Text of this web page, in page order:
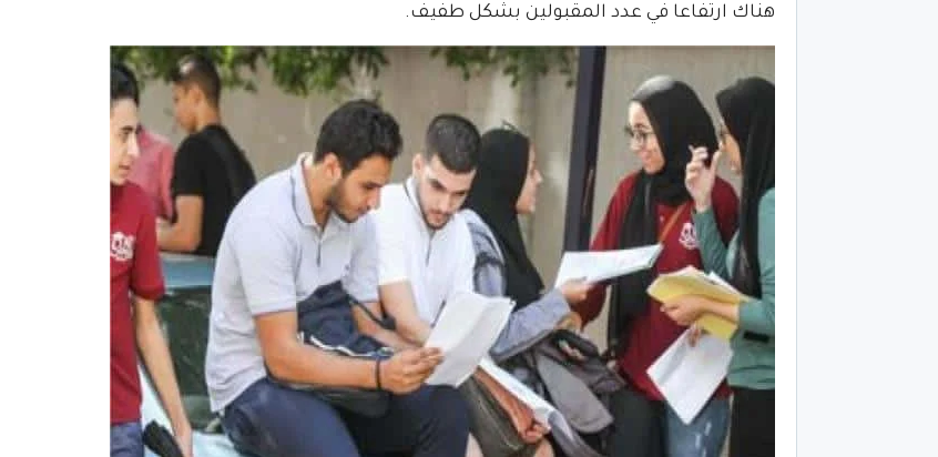
هناك ارتفاعا في عدد المقبولين بشكل طفيف.